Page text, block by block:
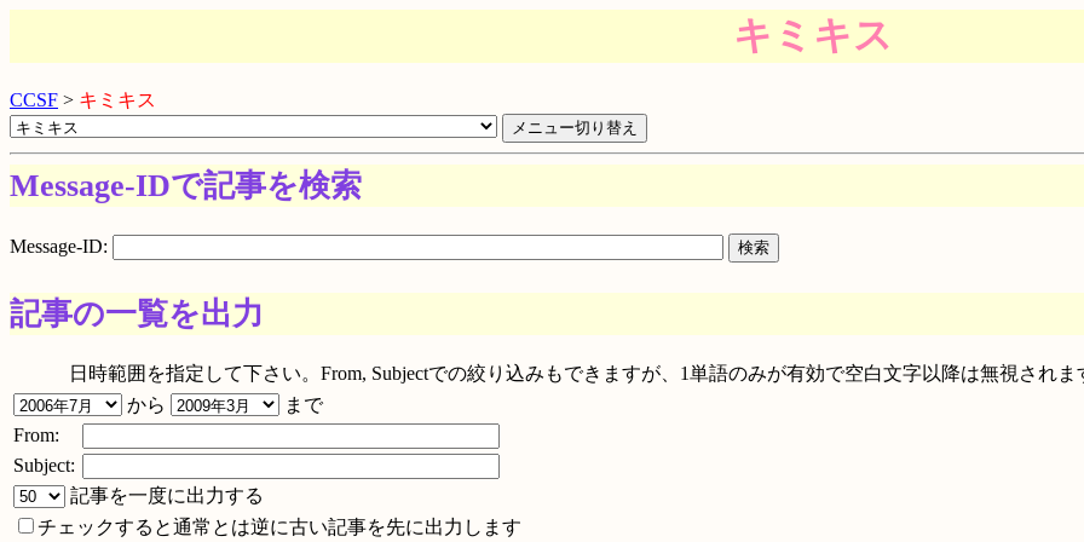
キミキス
CCSF > キミキス
Message-IDで記事を検索
Message-ID:
記事の一覧を出力
日時範囲を指定して下さい。From, Subjectでの絞り込みもできますが、1単語のみが有効で空白文字以降は無視されま
から
まで
From:
Subject:
記事を一度に出力する
チェックすると通常とは逆に古い記事を先に出力します